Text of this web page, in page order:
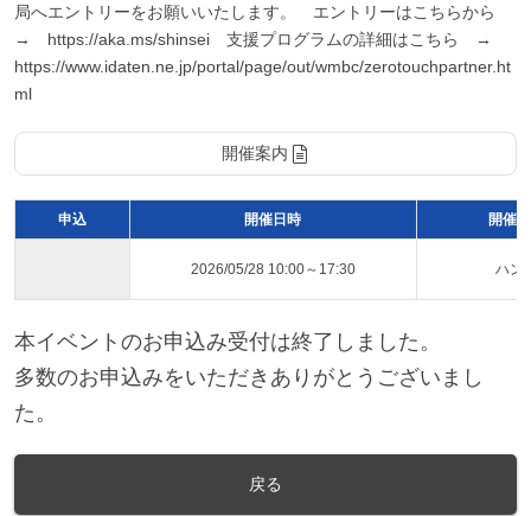
局へエントリーをお願いいたします。 エントリーはこちらから
→ https://aka.ms/shinsei 支援プログラムの詳細はこちら →
https://www.idaten.ne.jp/portal/page/out/wmbc/zerotouchpartner.ht
ml
開催案内
申込 開催日時 開催
2026/05/28 10:00～17:30 ハン
本イベントのお申込み受付は終了しました。
多数のお申込みをいただきありがとうございまし
た。
戻る